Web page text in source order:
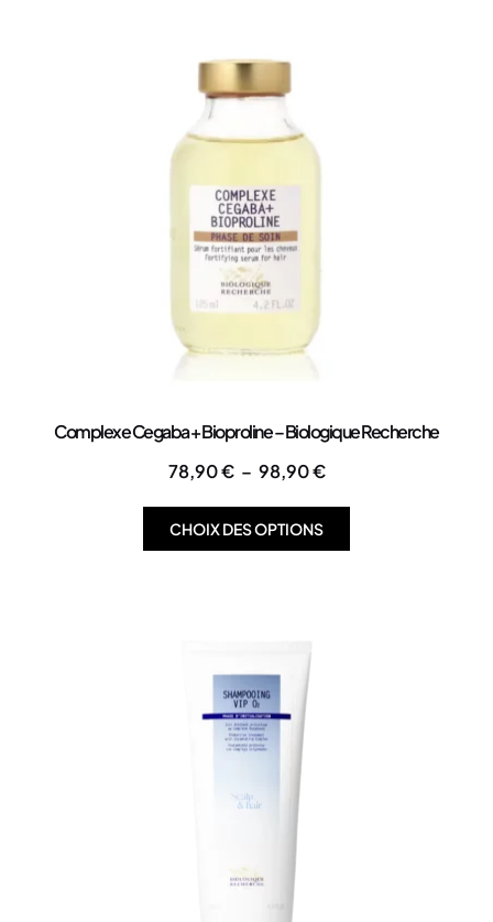
Complexe Cegaba + Bioproline – Biologique Recherche
78,90€ – 98,90€
CHOIX DES OPTIONS